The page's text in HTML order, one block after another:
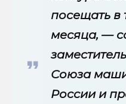
посещать в
месяца, —
Союза
России и